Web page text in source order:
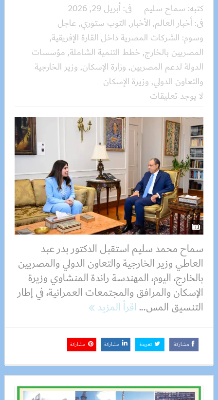
كتبه: سماح سليم فى:أبريل 29, 2026
فى:أخبار العالم, الأخبار, التوب ستوري, عاجل
وسوم: الشركات المصرية داخل القارة الإفريقية,
المصريين بالخارج, خطط التنمية الشاملة, مؤسسات
الدولة لدعم المصريين, وزارة الإسكان, وزير الخارجية
والتعاون الدولي, وزيرة الإسكان
لا يوجد تعليقات
سماح محمد سليم استقبل الدكتور بدر عبد
العاطي وزير الخارجية والتعاون الدولي والمصريين
بالخارج، اليوم، المهندسة راندة المنشاوي وزيرة
الإسكان والمرافق والمجتمعات العمرانية، في إطار
التنسيق المس...اقرأ المزيد
مشاركة تغريدة مشاركة مشاركة